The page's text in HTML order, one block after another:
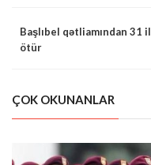
Başlıbel qətliamından 31 il
ötür
ÇOK OKUNANLAR